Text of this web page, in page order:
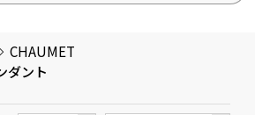
CHAUMET
ダント